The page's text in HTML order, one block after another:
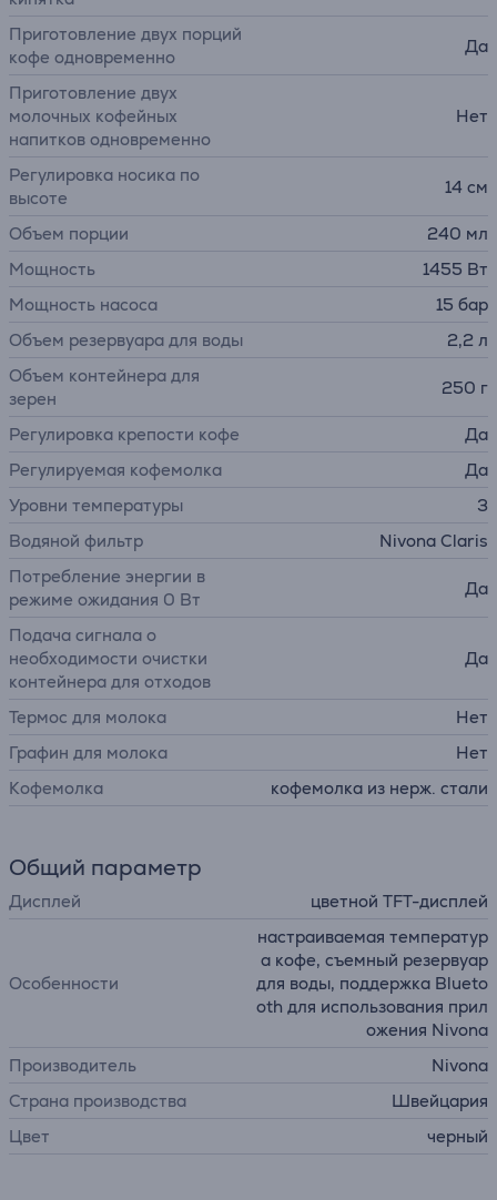
Приготовление двух порций
кофе одновременно
Да
Приготовление двух
молочных кофейных
напитков одновременно
Нет
Регулировка носика по
высоте
14 см
Объем порции
240 мл
Мощность
1455 Вт
Мощность насоса
15 бар
Объем резервуара для воды
2,2 л
Объем контейнера для
зерен
250 г
Регулировка крепости кофе
Да
Регулируемая кофемолка
Да
Уровни температуры
3
Водяной фильтр
Nivona Claris
Потребление энергии в
режиме ожидания 0 Вт
Да
Подача сигнала о
необходимости очистки
контейнера для отходов
Да
Термос для молока
Нет
Графин для молока
Нет
Кофемолка
кофемолка из нерж. стали
Общий параметр
Дисплей цветной TFT-дисплей
Особенности
настраиваемая температур
а кофе, съемный резервуар
для воды, поддержка Blueto
oth для использования прил
ожения Nivona
Производитель
Nivona
Страна производства
Швейцария
Цвет
черный